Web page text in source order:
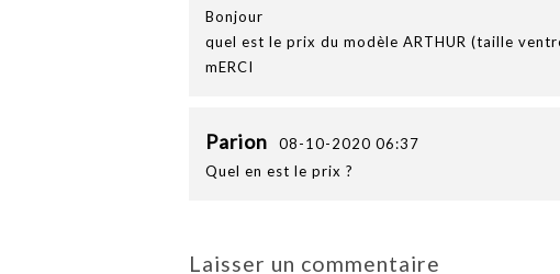
Bonjour
quel est le prix du modèle ARTHUR (taille
mERCI
Parion 08-10-2020 06:37
Quel en est le prix ?
Laisser un commentaire